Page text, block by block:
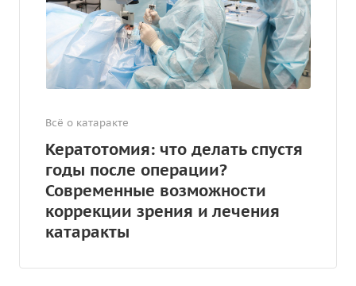
Всё о катаракте
Кератотомия: что делать спустя
годы после операции?
Современные возможности
коррекции зрения и лечения
катаракты